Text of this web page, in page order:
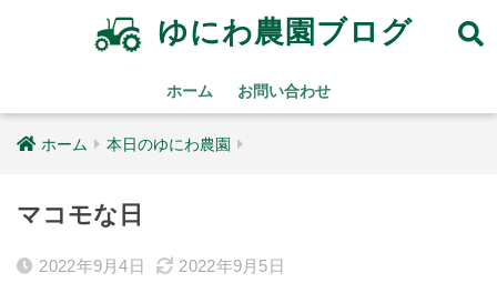
ゆにわ農園ブログ
ホーム お問い合わせ
ホーム 本日のゆにわ農園
マコモな日
2022年9月4日 2022年9月5日